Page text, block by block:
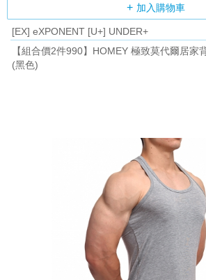
加入購物車
[EX] eXPONENT [U+] UNDER+
【組合價2件990】HOMEY 極致莫代爾居家
(黑色)